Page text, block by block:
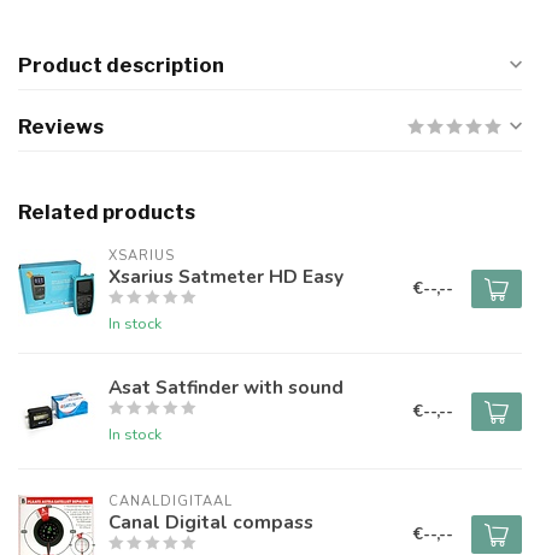
Product description
Reviews
Related products
XSARIUS
Xsarius Satmeter HD Easy
In stock
€--,--
Asat Satfinder with sound
In stock
€--,--
CANALDIGITAAL
Canal Digital compass €--,--